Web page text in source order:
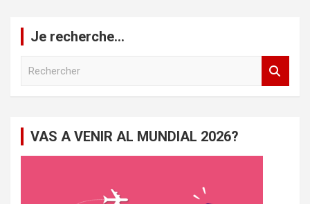
Je recherche…
c
VAS A VENIR AL MUNDIAL 2026?